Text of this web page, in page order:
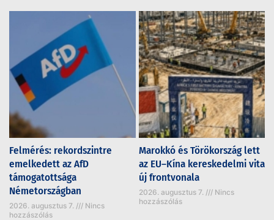
Felmérés: rekordszintre
emelkedett az AfD
támogatottsága
Németországban
2026. augusztus 7.
Nincs
hozzászólás
Marokkó és Törökország lett
az EU–Kína kereskedelmi vita
új frontvonala
2026. augusztus 7.
Nincs
hozzászólás